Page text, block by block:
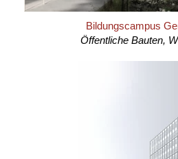
Bildungscampus
Öffentliche Bauten,